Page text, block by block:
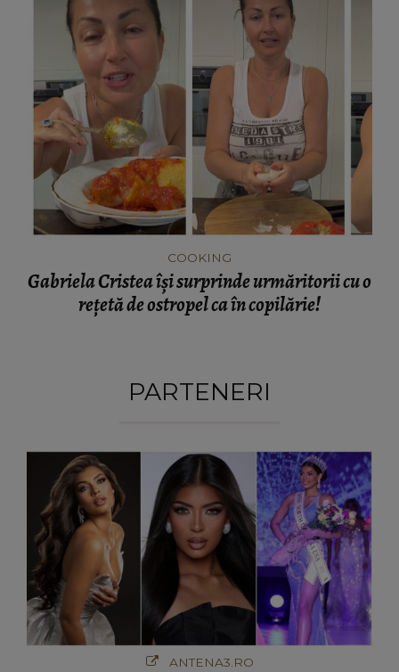
COOKING
Gabriela Cristea își surprinde urmăritorii cu o
rețetă de ostropel ca în copilărie!
PARTENERI
ANTENA3.RO